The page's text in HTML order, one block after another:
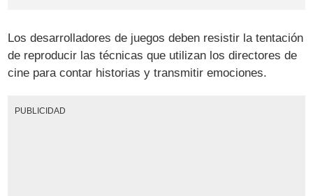
Los desarrolladores de juegos deben resistir la tentación
de reproducir las técnicas que utilizan los directores de
cine para contar historias y transmitir emociones.
PUBLICIDAD